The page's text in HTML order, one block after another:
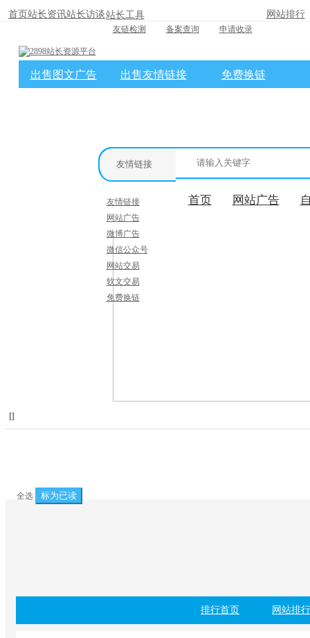
首页 站长资讯站长访谈站长工具
友链检测 备案查询 申请收录
网站排行
友情链接
友情链接
网站广告
微博广告
微信公众号
网站交易
软文交易
免费换链
首页 网站广告
出售图文广告 出售友情链接 免费换链
消息盒
[]
全选 标为已读
排行首页 网站排行